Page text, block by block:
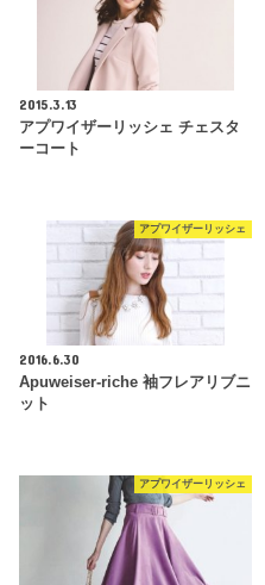
2015.3.13
アプワイザーリッシェ チェスタ
ーコート
アプワイザーリッシェ
2016.6.30
Apuweiser-riche 袖フレアリブニ
ット
アプワイザーリッシェ